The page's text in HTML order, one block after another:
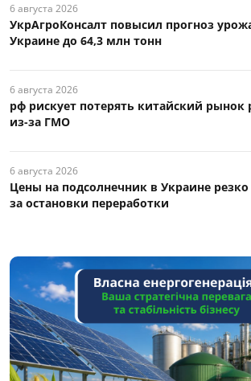
6 августа 2026
УкрАгроКонсалт повысил прогноз
Украине до 64,3 млн тонн
6 августа 2026
рф рискует потерять китайский рынок
из-за ГМО
6 августа 2026
Цены на подсолнечник в Украине
за остановки переработки